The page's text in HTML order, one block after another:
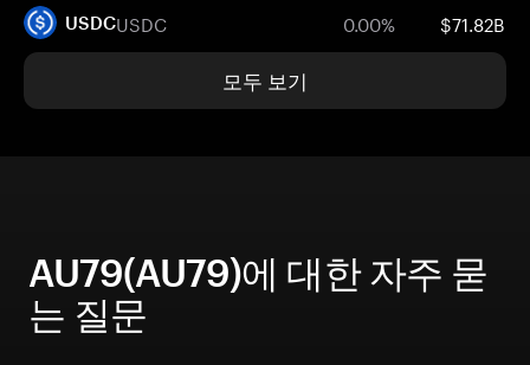
USDCUSDC 0.00% $71.82B
모두 보기
AU79(AU79)에 대한 자주 묻
는 질문